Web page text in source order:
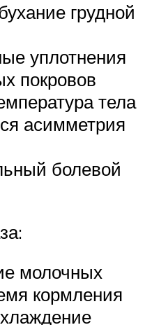
грудной
уплотнения
покровов
тела
асимметрия
болевой
молочных
кормления